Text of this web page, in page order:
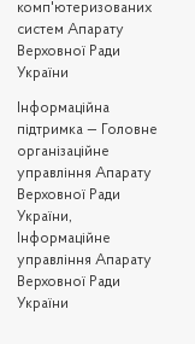
комп'ютеризованих
систем Апарату
Верховної Ради
України
Iнформаційна
підтримка — Головне
організаційне
управління Апарату
Верховної Ради
України,
Інформаційне
управління Апарату
Верховної Ради
України